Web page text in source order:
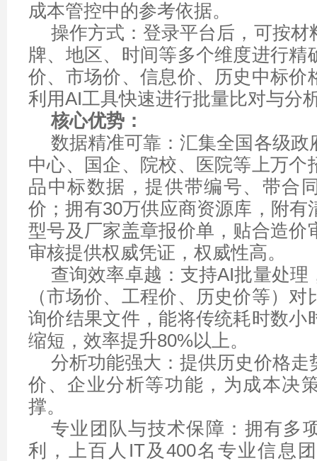
成本管控中的参考依据。
操作方式：登录平台后，可按材
牌、地区、时间等多个维度进行精
价、市场价、信息价、历史中标价
利用AI工具快速进行批量比对与分
核心优势：
数据精准可靠：汇集全国各级政
中心、国企、院校、医院等上万个
品中标数据，提供带编号、带合
价；拥有30万供应商资源库，附有
型号及厂家盖章报价单，贴合造价
审核提供权威凭证，权威性高。
查询效率卓越：支持AI批量处理
（市场价、工程价、历史价等）
询价结果文件，能将传统耗时数小
缩短，效率提升80%以上。
分析功能强大：提供历史价格走
价、企业分析等功能，为成本决
撑。
专业团队与技术保障：拥有多
利，上百人IT及400名专业信息